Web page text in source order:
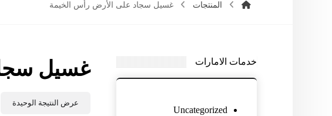
المنتجات غسيل سجاد على الأرض رأس الخيمة
غسيل
عرض النتيجة الوحيدة
خدمات الامارات
Uncategorized